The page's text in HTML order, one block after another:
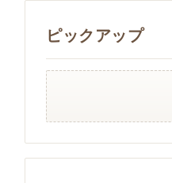
ピックアップ